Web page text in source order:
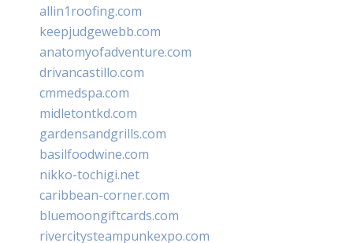
allin1roofing.com
keepjudgewebb.com
anatomyofadventure.com
drivancastillo.com
cmmedspa.com
midletontkd.com
gardensandgrills.com
basilfoodwine.com
nikko-tochigi.net
caribbean-corner.com
bluemoongiftcards.com
rivercitysteampunkexpo.com